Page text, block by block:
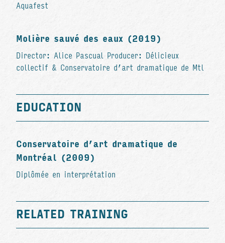
Aquafest
Molière sauvé des eaux (2019)
Director: Alice Pascual Producer: Délicieux
collectif & Conservatoire d’art dramatique de Mtl
EDUCATION
Conservatoire d’art dramatique de
Montréal (2009)
Diplômée en interprétation
RELATED TRAINING